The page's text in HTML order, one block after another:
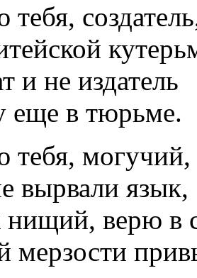
тебя,
и не издатель
еще в тюрьме.
тебя, могучий,
вырвали язык,
нищий, верю в
мерзости